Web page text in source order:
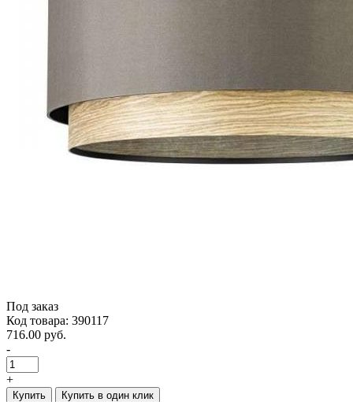
Под заказ
Код товара: 390117
716.00 руб.
-
+
Купить Купить в один клик